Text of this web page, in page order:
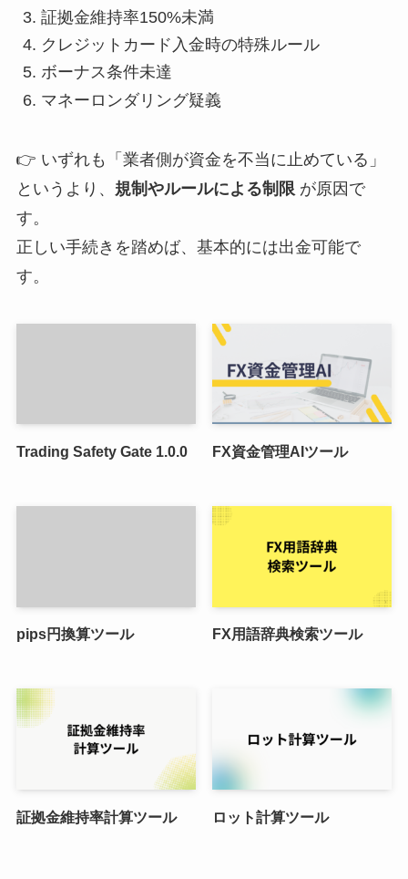
証拠金維持率150%未満
クレジットカード入金時の特殊ルール
ボーナス条件未達
マネーロンダリング疑義
👉 いずれも「業者側が資金を不当に止めている」
というより、 規制やルールによる制限 が原因で
す。
正しい手続きを踏めば、基本的には出金可能で
す。
Trading Safety Gate 1.0.0 FX資金管理AIツール
pips円換算ツール FX用語辞典検索ツール
証拠金維持率計算ツール ロット計算ツール